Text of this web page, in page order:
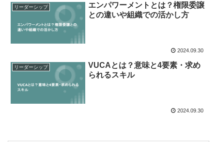
リーダーシップ
エンパワーメントとは？権限委譲
との違いや組織での活かし方
2024.09.30
リーダーシップ
VUCAとは？意味と4要素・求め
られるスキル
2024.09.30